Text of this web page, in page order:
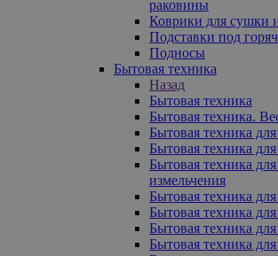
раковины
Коврики для сушки
Подставки под
Подносы
Бытовая техника
Назад
Бытовая техника
Бытовая техника.
Бытовая техника
Бытовая техника для
Бытовая техника
измельчения
Бытовая техника
Бытовая техника
Бытовая техника
Бытовая техника